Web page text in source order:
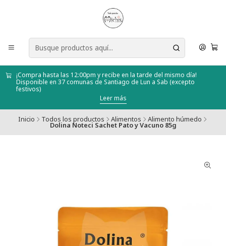
¡Compra hasta las 12:00pm y recibe en la tarde del mismo día!
Disponible en 37 comunas de Santiago de Lun a Sab (excepto
festivos)
Leer más
Inicio Todos los productos Alimentos Alimento húmedo
Dolina Noteci Sachet Pato y Vacuno 85g